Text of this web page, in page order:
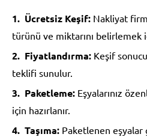
Ücretsiz Keşif: Nakliyat
türünü ve miktarını belirlemek
Fiyatlandırma: Keşif
teklifi sunulur.
Paketleme: Eşyalarınız
için hazırlanır.
Taşıma: Paketlenen